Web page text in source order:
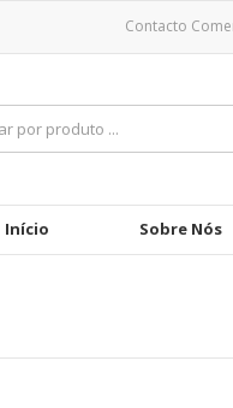
Contacto
Início Sobre Nós